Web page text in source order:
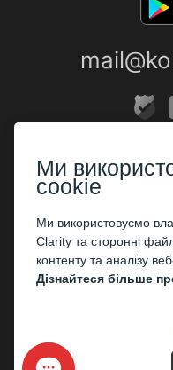
Ми
cookie
Ми використовуємо
Clarity та сторонні
контенту та аналізу
Дізнайтеся більше